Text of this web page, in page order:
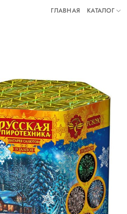
ГЛАВНАЯ КАТАЛОГ